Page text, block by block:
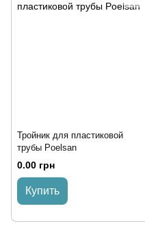
Тройник для пластиковой
трубы Poelsan
0.00 грн
Купить